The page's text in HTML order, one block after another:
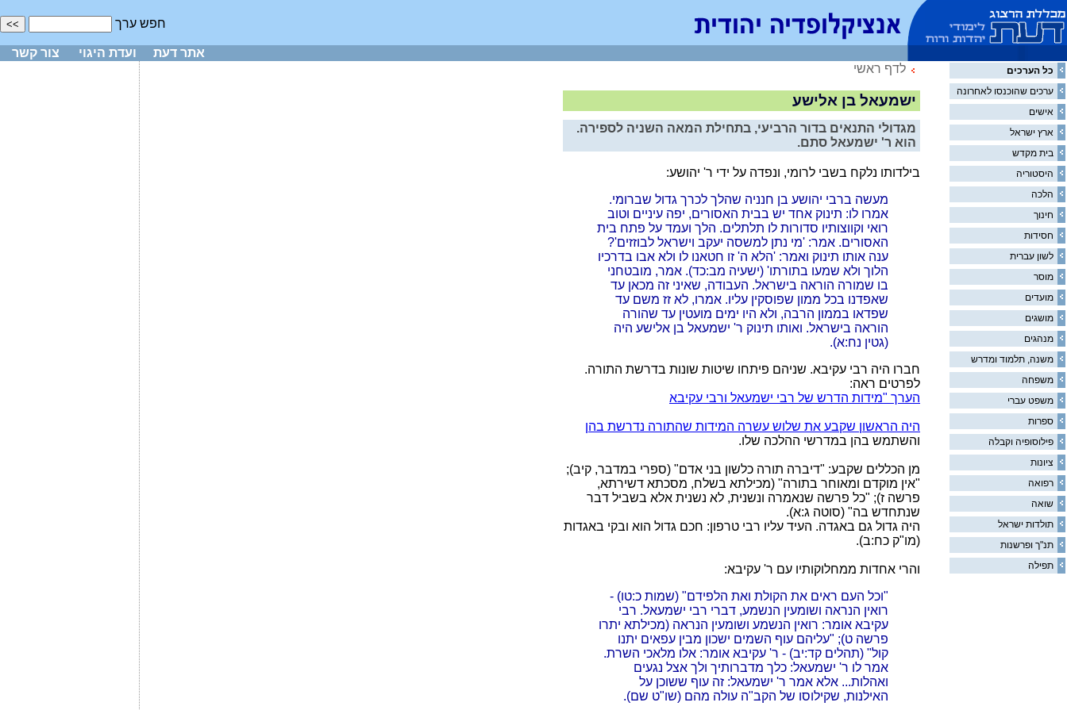
חפש ערך
אתר דעת ועדת היגוי צור קשר
כל הערכים
ערכים שהוכנסו לאחרונה
אישים
ארץ ישראל
בית מקדש
היסטוריה
הלכה
חינוך
חסידות
לשון עברית
מוסר
מועדים
מושגים
מנהגים
משנה, תלמוד ומדרש
משפחה
משפט עברי
ספרות
פילוסופיה וקבלה
ציונות
רפואה
שואה
תולדות ישראל
תנ"ך ופרשנות
תפילה
לדף ראשי
ישמעאל בן אלישע
מגדולי התנאים בדור הרביעי, בתחילת המאה השניה לספירה.
הוא ר' ישמעאל סתם.
בילדותו נלקח בשבי לרומי, ונפדה על ידי ר' יהושע:
מעשה ברבי יהושע בן חנניה שהלך לכרך גדול שברומי.
אמרו לו: תינוק אחד יש בבית האסורים, יפה עיניים וטוב
רואי וקווצותיו סדורות לו תלתלים. הלך ועמד על פתח בית
האסורים. אמר: 'מי נתן למשסה יעקב וישראל לבוזזים'?
ענה אותו תינוק ואמר: 'הלא ה' זו חטאנו לו ולא אבו בדרכיו
הלוך ולא שמעו בתורתו' (ישעיה מב:כד). אמר, מובטחני
בו שמורה הוראה בישראל. העבודה, שאיני זה מכאן עד
שאפדנו בכל ממון שפוסקין עליו. אמרו, לא זז משם עד
שפדאו בממון הרבה, ולא היו ימים מועטין עד שהורה
הוראה בישראל. ואותו תינוק ר' ישמעאל בן אלישע היה
(גטין נח:א).
חברו היה רבי עקיבא. שניהם פיתחו שיטות שונות בדרשת התורה.
לפרטים ראה:
הערך "מידות הדרש של רבי ישמעאל ורבי עקיבא
היה הראשון שקבע את שלוש עשרה המידות שהתורה נדרשת בהן
והשתמש בהן במדרשי ההלכה שלו.
מן הכללים שקבע: "דיברה תורה כלשון בני אדם" (ספרי במדבר, קיב);
"אין מוקדם ומאוחר בתורה" (מכילתא בשלח, מסכתא דשירתא,
פרשה ז); "כל פרשה שנאמרה ונשנית, לא נשנית אלא בשביל דבר
שנתחדש בה" (סוטה ג:א).
היה גדול גם באגדה. העיד עליו רבי טרפון: חכם גדול הוא ובקי באגדות
(מו"ק כח:ב).
והרי אחדות ממחלוקותיו עם ר' עקיבא:
"וכל העם ראים את הקולת ואת הלפידם" (שמות כ:טו) -
רואין הנראה ושומעין הנשמע, דברי רבי ישמעאל. רבי
עקיבא אומר: רואין הנשמע ושומעין הנראה (מכילתא יתרו
פרשה ט); "עליהם עוף השמים ישכון מבין עפאים יתנו
קול" (תהלים קד:יב) - ר' עקיבא אומר: אלו מלאכי השרת.
אמר לו ר' ישמעאל: כלך מדברותיך ולך אצל נגעים
ואהלות... אלא אמר ר' ישמעאל: זה עוף ששוכן על
האילנות, שקילוסו של הקב"ה עולה מהם (שו"ט שם).